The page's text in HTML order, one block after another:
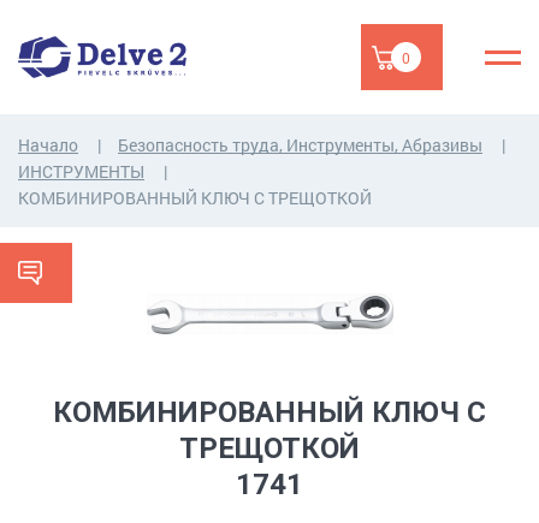
0
Начало
Безопасность труда, Инструменты, Абразивы
ИНСТРУМЕНТЫ
КОМБИНИРОВАННЫЙ КЛЮЧ С ТРЕЩОТКОЙ
КОМБИНИРОВАННЫЙ КЛЮЧ С
ТРЕЩОТКОЙ
1741